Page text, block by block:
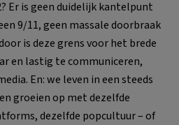
Er is geen duidelijk kantelpunt
9/11, geen massale doorbraak
is deze grens voor het brede
en lastig te communiceren,
En: we leven in een steeds
groeien op met dezelfde
dezelfde popcultuur – of